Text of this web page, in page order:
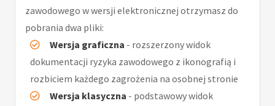
zawodowego w wersji elektronicznej otrzymasz do
pobrania dwa pliki:
Wersja graficzna - rozszerzony widok
dokumentacji ryzyka zawodowego z ikonografią i
rozbiciem każdego zagrożenia na osobnej stronie
Wersja klasyczna - podstawowy widok